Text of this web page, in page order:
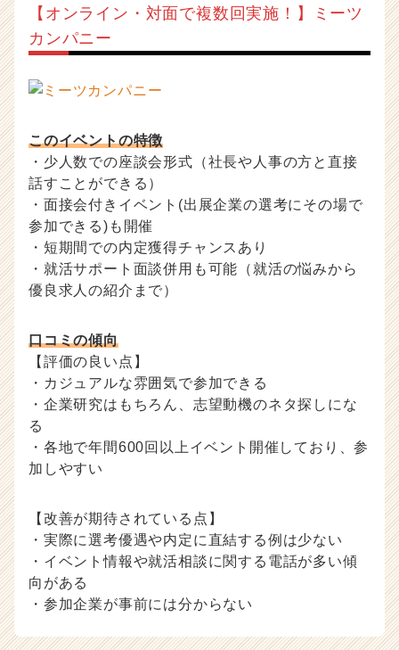
【オンライン・対面で複数回実施！】ミーツ
カンパニー
このイベントの特徴
・少人数での座談会形式（社長や人事の方と直接
話すことができる）
・面接会付きイベント(出展企業の選考にその場で
参加できる)も開催
・短期間での内定獲得チャンスあり
・就活サポート面談併用も可能（就活の悩みから
優良求人の紹介まで）
口コミの傾向
【評価の良い点】
・カジュアルな雰囲気で参加できる
・企業研究はもちろん、志望動機のネタ探しにな
る
・各地で年間600回以上イベント開催しており、参
加しやすい
【改善が期待されている点】
・実際に選考優遇や内定に直結する例は少ない
・イベント情報や就活相談に関する電話が多い傾
向がある
・参加企業が事前には分からない